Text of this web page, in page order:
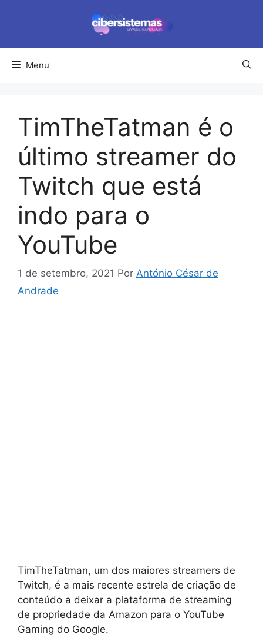
conteúdo
Menu
TimTheTatman é o
último streamer do
Twitch que está
indo para o
YouTube
1 de setembro, 2021 Por António César de
Andrade
TimTheTatman, um dos maiores streamers de
Twitch, é a mais recente estrela de criação de
conteúdo a deixar a plataforma de streaming
de propriedade da Amazon para o YouTube
Gaming do Google.